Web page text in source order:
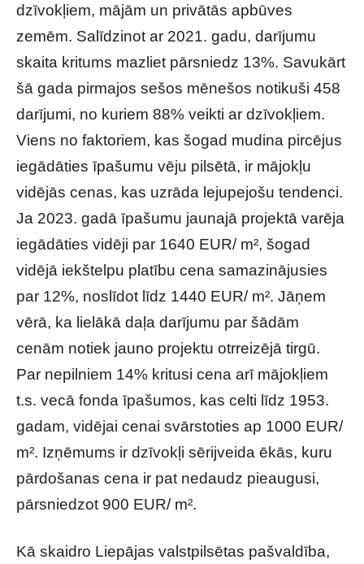
dzīvokļiem, mājām un privātās apbūves
zemēm. Salīdzinot ar 2021. gadu, darījumu
skaita kritums mazliet pārsniedz 13%. Savukārt
šā gada pirmajos sešos mēnešos notikuši 458
darījumi, no kuriem 88% veikti ar dzīvokļiem.
Viens no faktoriem, kas šogad mudina pircējus
iegādāties īpašumu vēju pilsētā, ir mājokļu
vidējās cenas, kas uzrāda lejupejošu tendenci.
Ja 2023. gadā īpašumu jaunajā projektā varēja
iegādāties vidēji par 1640 EUR/ m², šogad
vidējā iekštelpu platību cena samazinājusies
par 12%, noslīdot līdz 1440 EUR/ m². Jāņem
vērā, ka lielākā daļa darījumu par šādām
cenām notiek jauno projektu otrreizējā tirgū.
Par nepilniem 14% kritusi cena arī mājokļiem
t.s. vecā fonda īpašumos, kas celti līdz 1953.
gadam, vidējai cenai svārstoties ap 1000 EUR/
m². Izņēmums ir dzīvokļi sērijveida ēkās, kuru
pārdošanas cena ir pat nedaudz pieaugusi,
pārsniedzot 900 EUR/ m².
Kā skaidro Liepājas valstpilsētas pašvaldība,